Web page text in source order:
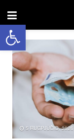
Open toolbar
5 RUGPJŪČIO, 2026